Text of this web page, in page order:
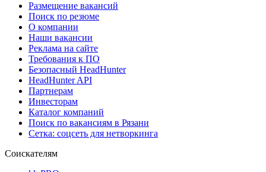
Размещение вакансий
Поиск по резюме
О компании
Наши вакансии
Реклама на сайте
Требования к ПО
Безопасный HeadHunter
HeadHunter API
Партнерам
Инвесторам
Каталог компаний
Поиск по вакансиям в Рязани
Сетка: соцсеть для нетворкинга
Соискателям